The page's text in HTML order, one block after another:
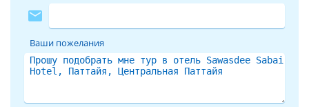
mail
Ваши пожелания